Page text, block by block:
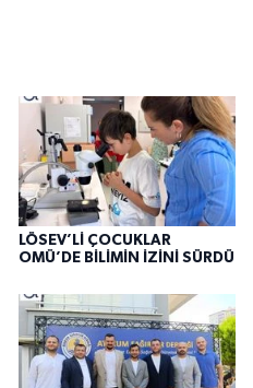
LÖSEV’Lİ ÇOCUKLAR
OMÜ’DE BİLİMİN İZİNİ SÜRDÜ